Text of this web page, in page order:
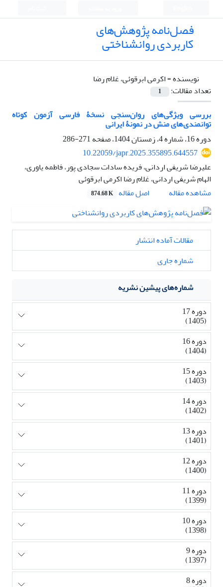
فصل‌نامه پژوهش‌های
کاربردی روانشناختی
نویسنده =اکرمی ابرقوئی، غلام رضا
تعداد مقالات:
1
بررسی ویژگی‌های روان‌سنجی نسخۀ فارسی آزمون کوتاه
توانمندی‌های منش در نمونۀ ایرانی
دوره 16، شماره 4، زمستان 1404، صفحه
271-286
10.22059/japr.2025.355895.644557
علیرضا شریفی اردانی، فریده سادات سجادی پور، فاطمه یاوری،
الهام شریفی اردانی، غلام رضا اکرمی ابرقوئی
مشاهده مقاله
اصل مقاله 874.68 K
مقالات آماده انتشار
شماره جاری
شماره‌های پیشین نشریه
دوره 17
(1405)
دوره 16
(1404)
دوره 15
(1403)
دوره 14
(1402)
دوره 13
(1401)
دوره 12
(1400)
دوره 11
(1399)
دوره 10
(1398)
دوره 9
(1397)
دوره 8